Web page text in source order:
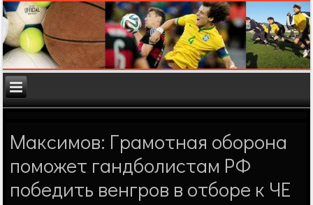
Максимов: Грамотная оборона
поможет гандболистам РФ
победить венгров в отборе к ЧЕ